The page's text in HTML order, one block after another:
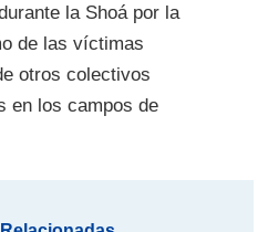
la Shoá por la
de las víctimas
otros colectivos
en los campos de